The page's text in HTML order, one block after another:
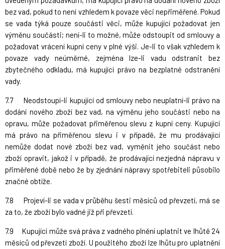
bez vad, pokud to není vzhledem k povaze věci nepřiměřené. Pokud
se vada týká pouze součásti věci, může kupující požadovat jen
výměnu součásti; není-li to možné, může odstoupit od smlouvy a
požadovat vrácení kupní ceny v plné výši. Je-li to však vzhledem k
povaze vady neúměrné, zejména lze-li vadu odstranit bez
zbytečného odkladu, má kupující právo na bezplatné odstranění
vady.
7.7 Neodstoupí-li kupující od smlouvy nebo neuplatní-li právo na
dodání nového zboží bez vad, na výměnu jeho součásti nebo na
opravu, může požadovat přiměřenou slevu z kupní ceny. Kupující
má právo na přiměřenou slevu i v případě, že mu prodávající
nemůže dodat nové zboží bez vad, vyměnit jeho součást nebo
zboží opravit, jakož i v případě, že prodávající nezjedná nápravu v
přiměřené době nebo že by zjednání nápravy spotřebiteli působilo
značné obtíže.
7.8 Projeví-li se vada v průběhu šesti měsíců od převzetí, má se
za to, že zboží bylo vadné již při převzetí.
7.9 Kupující může svá práva z vadného plnění uplatnit ve lhůtě 24
měsíců od převzetí zboží. U použitého zboží lze lhůtu pro uplatnění